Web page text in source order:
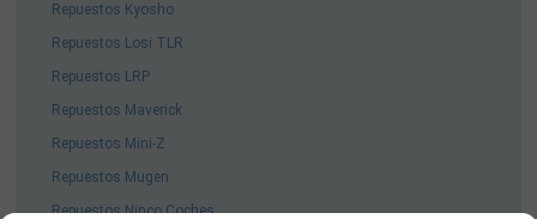
Repuestos Kyosho
Repuestos Losi TLR
Repuestos LRP
Repuestos Maverick
Repuestos Mini-Z
Repuestos Mugen
Repuestos Ninco Coches